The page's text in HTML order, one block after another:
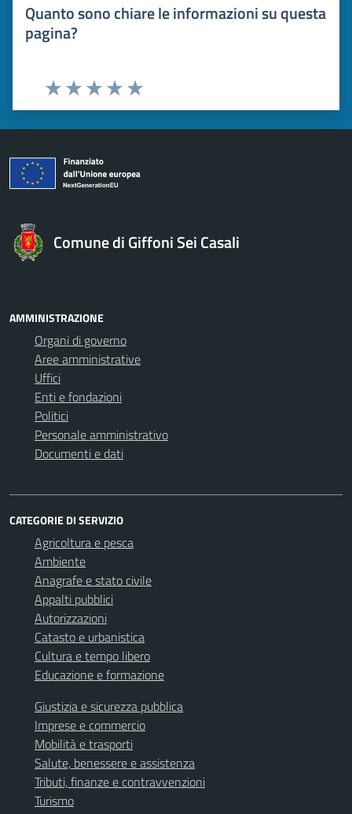
Quanto sono chiare le informazioni su questa
pagina?
Valuta 5 stelle su 5
Valuta 4 stelle su 5
Valuta 3 stelle su 5
Valuta 2 stelle su 5
Valuta 1 stelle su 5
Comune di Giffoni Sei Casali
AMMINISTRAZIONE
Organi di governo
Aree amministrative
Uffici
Enti e fondazioni
Politici
Personale amministrativo
Documenti e dati
CATEGORIE DI SERVIZIO
Agricoltura e pesca
Ambiente
Anagrafe e stato civile
Appalti pubblici
Autorizzazioni
Catasto e urbanistica
Cultura e tempo libero
Educazione e formazione
Giustizia e sicurezza pubblica
Imprese e commercio
Mobilità e trasporti
Salute, benessere e assistenza
Tributi, finanze e contravvenzioni
Turismo